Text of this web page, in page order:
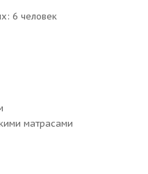
6 человек
матрасами